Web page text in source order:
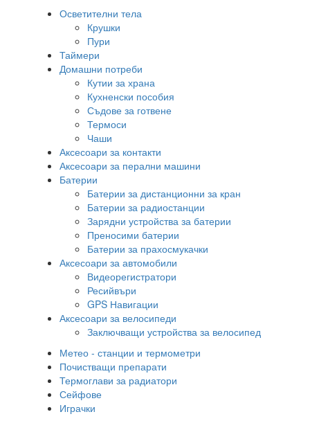
Осветителни тела
Крушки
Пури
Таймери
Домашни потреби
Кутии за храна
Кухненски пособия
Съдове за готвене
Термоси
Чаши
Аксесоари за контакти
Аксесоари за перални машини
Батерии
Батерии за дистанционни за кран
Батерии за радиостанции
Зарядни устройства за батерии
Преносими батерии
Батерии за прахосмукачки
Аксесоари за автомобили
Видеорегистратори
Ресийвъри
GPS Навигации
Аксесоари за велосипеди
Заключващи устройства за велосипед
Метео - станции и термометри
Почистващи препарати
Термоглави за радиатори
Сейфове
Играчки